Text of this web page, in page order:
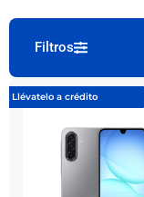
Filtros
Llévatelo a crédito